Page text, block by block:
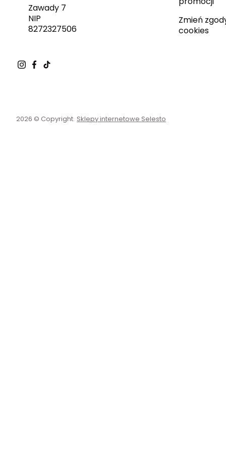
Zawady 7
NIP
8272327506
Zmień
cookies
2026 © Copyright. Sklepy internetowe Selesto